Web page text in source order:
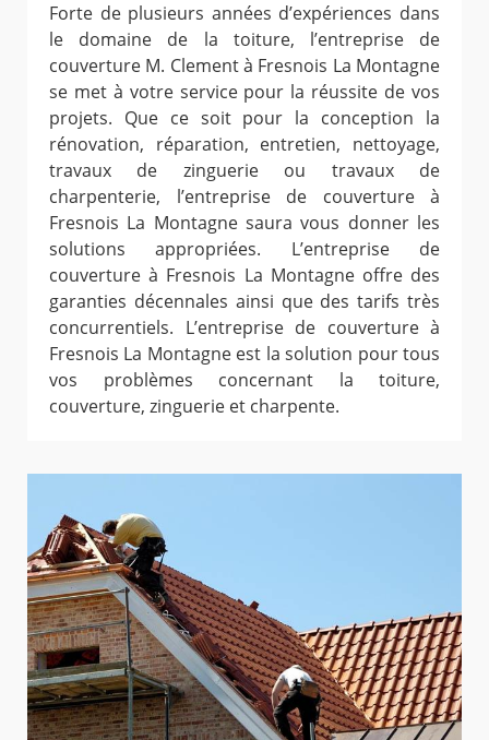
Forte de plusieurs années d’expériences dans
le domaine de la toiture, l’entreprise de
couverture M. Clement à Fresnois La Montagne
se met à votre service pour la réussite de vos
projets. Que ce soit pour la conception la
rénovation, réparation, entretien, nettoyage,
travaux de zinguerie ou travaux de
charpenterie, l’entreprise de couverture à
Fresnois La Montagne saura vous donner les
solutions appropriées. L’entreprise de
couverture à Fresnois La Montagne offre des
garanties décennales ainsi que des tarifs très
concurrentiels. L’entreprise de couverture à
Fresnois La Montagne est la solution pour tous
vos problèmes concernant la toiture,
couverture, zinguerie et charpente.